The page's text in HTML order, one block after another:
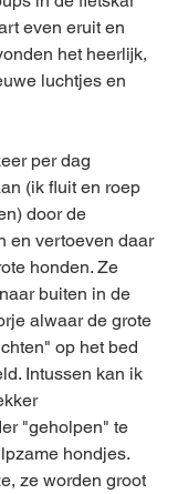
even eruit en
het heerlijk,
luchtjes en
per dag
(ik fluit en roep
door de
en vertoeven daar
honden. Ze
buiten in de
alwaar de grote
op het bed
Intussen kan ik
"geholpen" te
hondjes.
ze worden groot